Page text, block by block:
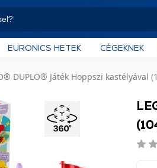
EURONICS HETEK CÉGEKNEK
DUPLO® Játék Hoppszi kastélyával